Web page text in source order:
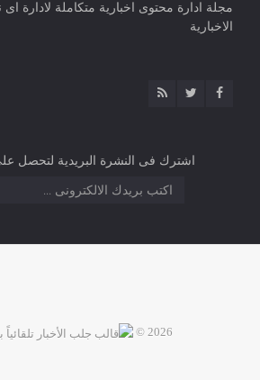
مجلة ادارة محتوى اخبارية متكاملة لادارة
الاخبارية
اشترك فى النشرة البريدية لتحصل
2026 ©